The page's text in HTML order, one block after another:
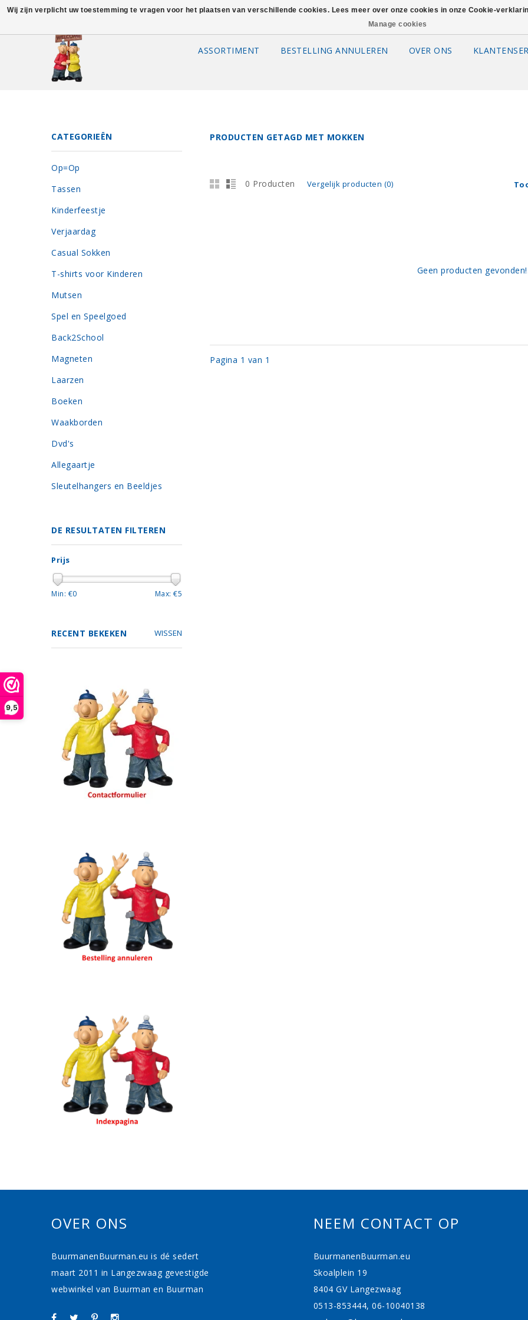
9,5
ASSORTIMENT BESTELLING ANNULEREN OVER ONS
PRODUCTEN GETAGD MET MOKKEN
0 Producten Vergelijk producten (0)
Geen producten
Pagina 1 van 1
CATEGORIEËN
Op=Op
Tassen
Kinderfeestje
Verjaardag
Casual Sokken
T-shirts voor Kinderen
Mutsen
Spel en Speelgoed
Back2School
Magneten
Laarzen
Boeken
Waakborden
Dvd's
Allegaartje
Sleutelhangers en Beeldjes
DE RESULTATEN FILTEREN
Prijs
Min: €0 Max: €5
RECENT BEKEKEN WISSEN
OVER ONS
BuurmanenBuurman.eu is dé sedert
maart 2011 in Langezwaag gevestigde
webwinkel van Buurman en Buurman
NEEM CONTACT OP
BuurmanenBuurman.eu
Skoalplein 19
8404 GV Langezwaag
0513-853444, 06-10040138
Wij zijn verplicht uw toestemming te vragen voor het plaatsen van verschillende cookies. Lees meer over onze cookies in onze Cookie-
Manage cookies